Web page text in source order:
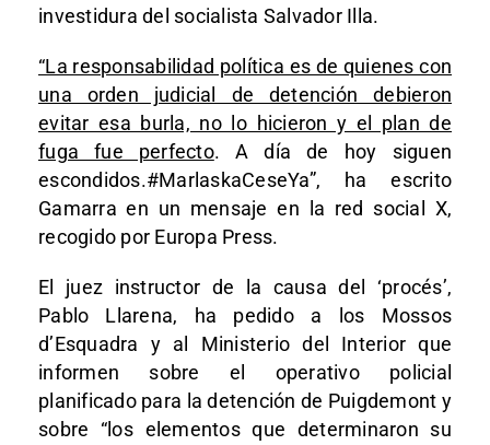
investidura del socialista Salvador Illa.
“La responsabilidad política es de quienes con
una orden judicial de detención debieron
evitar esa burla, no lo hicieron y el plan de
fuga fue perfecto. A día de hoy siguen
escondidos.#MarlaskaCeseYa”, ha escrito
Gamarra en un mensaje en la red social X,
recogido por Europa Press.
El juez instructor de la causa del ‘procés’,
Pablo Llarena, ha pedido a los Mossos
d’Esquadra y al Ministerio del Interior que
informen sobre el operativo policial
planificado para la detención de Puigdemont y
sobre “los elementos que determinaron su